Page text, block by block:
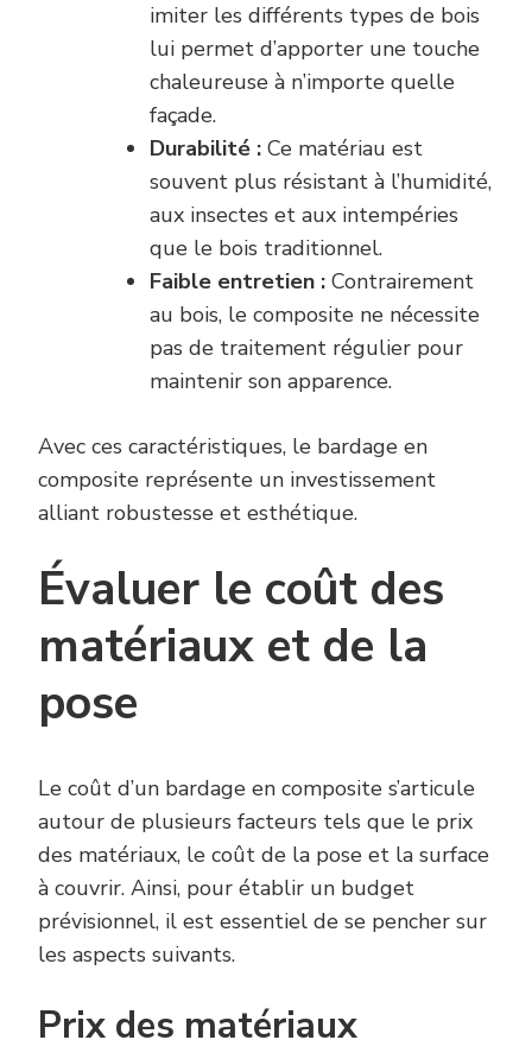
imiter les différents types de bois
lui permet d’apporter une touche
chaleureuse à n’importe quelle
façade.
Durabilité : Ce matériau est
souvent plus résistant à l’humidité,
aux insectes et aux intempéries
que le bois traditionnel.
Faible entretien : Contrairement
au bois, le composite ne nécessite
pas de traitement régulier pour
maintenir son apparence.
Avec ces caractéristiques, le bardage en
composite représente un investissement
alliant robustesse et esthétique.
Évaluer le coût des
matériaux et de la
pose
Le coût d’un bardage en composite s’articule
autour de plusieurs facteurs tels que le prix
des matériaux, le coût de la pose et la surface
à couvrir. Ainsi, pour établir un budget
prévisionnel, il est essentiel de se pencher sur
les aspects suivants.
Prix des matériaux